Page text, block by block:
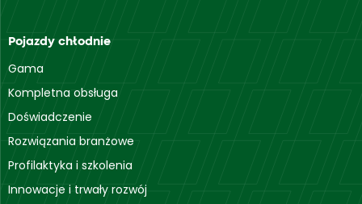
Pojazdy chłodnie
Gama
Kompletna obsługa
Doświadczenie
Rozwiązania branżowe
Profilaktyka i szkolenia
Innowacje i trwały rozwój